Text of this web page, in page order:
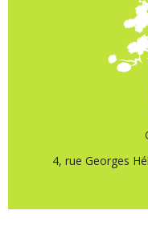
4, rue Georges